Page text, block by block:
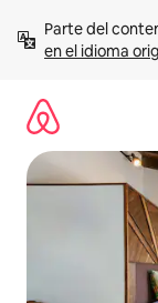
contenido
Parte del
en el idioma